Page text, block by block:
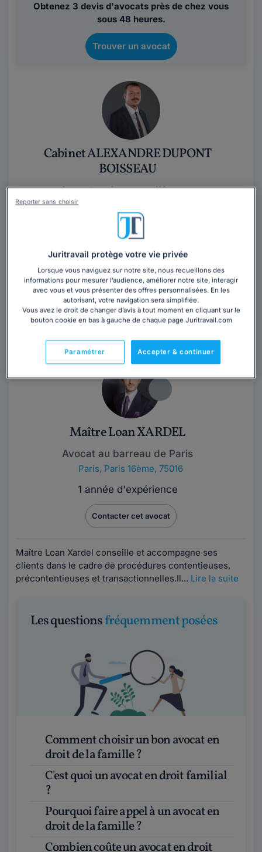
Obtenez 3 devis d'avocats près de chez vous
sous 48 heures.
Trouver un avocat
Cabinet ALEXANDRE DUPONT
BOISSEAU
Avocat au barreau d'Angers
Maine-et-Loire
Contacter ce cabinet
Par sa formation et son expérience, Maître DUPONT
BOISSEAU intervient principalement en matière de
conseil et d’assistance dans les domaines...Lire la
suite
Maître Loan XARDEL
Avocat au barreau de Paris
Paris, Paris 16ème, 75016
1 année d'expérience
Contacter cet avocat
Maître Loan Xardel conseille et accompagne ses
clients dans le cadre de procédures contentieuses,
précontentieuses et transactionnelles. ​ Il... Lire la suite
Les questionsfréquemment posées
Comment choisir un bon avocat en
droit de la famille ?
C'est quoi un avocat en droit familial
?
Pourquoi faire appel à un avocat en
droit de la famille ?
Combien coûte un avocat en droit
Juritravail protège votre vie privée
Lorsque vous naviguez sur notre site, nous recueillons des
informations pour mesurer l’audience, améliorer notre site, interagir
avec vous et vous présenter des offres personnalisées. En les
autorisant, votre navigation sera simplifiée.
Vous avez le droit de changer d’avis à tout moment en cliquant sur le
bouton cookie en bas à gauche de chaque page Juritravail.com
Accepter & continuer
Paramétrer
Reporter sans choisir